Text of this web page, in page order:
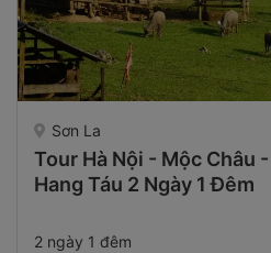
Sơn La
Tour Hà Nội - Mộc Châu
Hang Táu 2 Ngày 1 Đêm
2 ngày 1 đêm